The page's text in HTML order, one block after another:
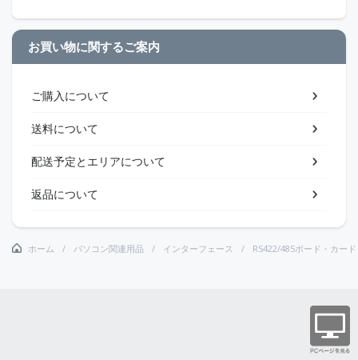
お買い物に関するご案内
ご購入について
送料について
配送予定とエリアについて
返品について
ホーム パソコン関連用品 インターフェース RS422/485ボード・カード